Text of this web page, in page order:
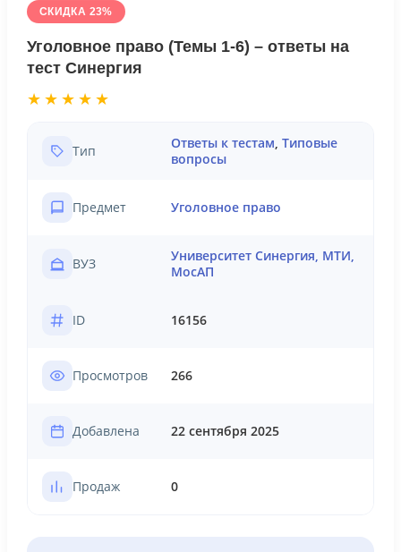
СКИДКА 23%
Уголовное право (Темы 1-6) – ответы на
тест Синергия
★★★★★
Тип Ответы к тестам, Типовые
вопросы
Предмет Уголовное право
ВУЗ
Университет Синергия, МТИ,
МосАП
ID 16156
Просмотров 266
Добавлена 22 сентября 2025
Продаж 0